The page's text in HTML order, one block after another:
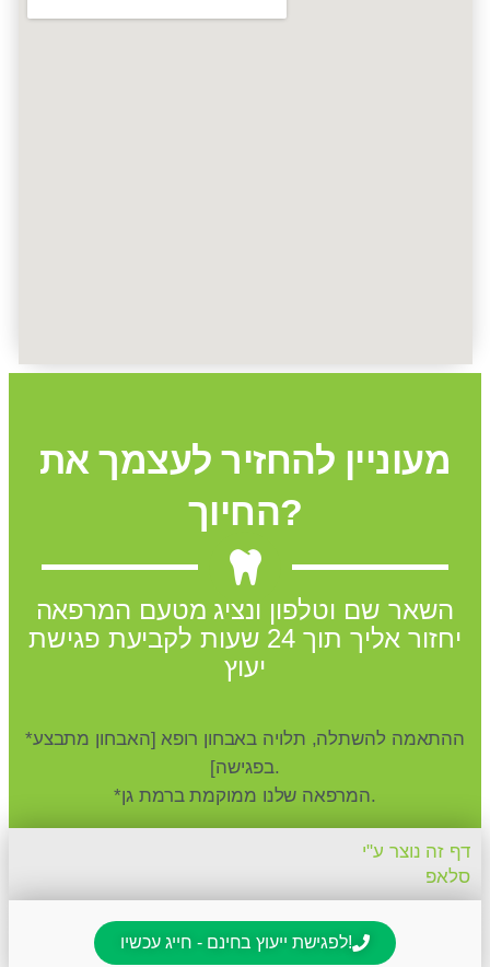
מעוניין להחזיר לעצמך את
החיוך?
השאר שם וטלפון ונציג מטעם המרפאה
יחזור אליך תוך 24 שעות לקביעת פגישת
יעוץ
*ההתאמה להשתלה, תלויה באבחון רופא [האבחון מתבצע
בפגישה].
*המרפאה שלנו ממוקמת ברמת גן.
דף זה נוצר ע"י
סלאפ
לפגישת ייעוץ בחינם - חייג עכשיו!